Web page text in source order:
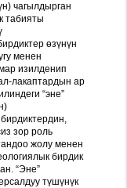
чагылдырган
табияты
өзүнүн
менен
изилденип
лакаптардын ар
“эне”
зор роль
жолу менен
бирдик
“Эне”
түшүнүк